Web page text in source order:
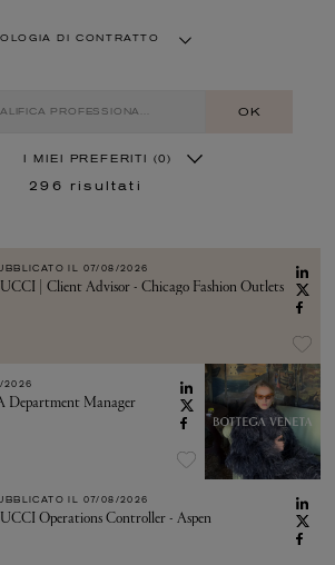
DI CONTRATTO
OK
I MIEI PREFERITI (0)
296 risultati
IL 07/08/2026
| Client Advisor - Chicago Fashion Outlets
2026
Manager
IL 07/08/2026
Operations Controller - Aspen